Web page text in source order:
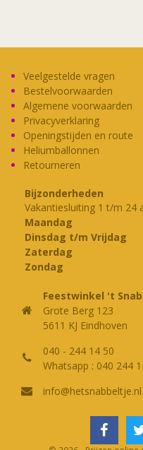
Veelgestelde vragen
Bestelvoorwaarden
Algemene voorwaarden
Privacyverklaring
Openingstijden en route
Heliumballonnen
Retourneren
Bijzonderheden
Vakantiesluiting 1 t/m 24
Maandag
Dinsdag t/m Vrijdag
Zaterdag
Zondag
Feestwinkel 't
Grote Berg 123
5611 KJ Eindhoven
040 - 244 14 50
Whatsapp : 040 244
info@hetsnabbeltje.nl